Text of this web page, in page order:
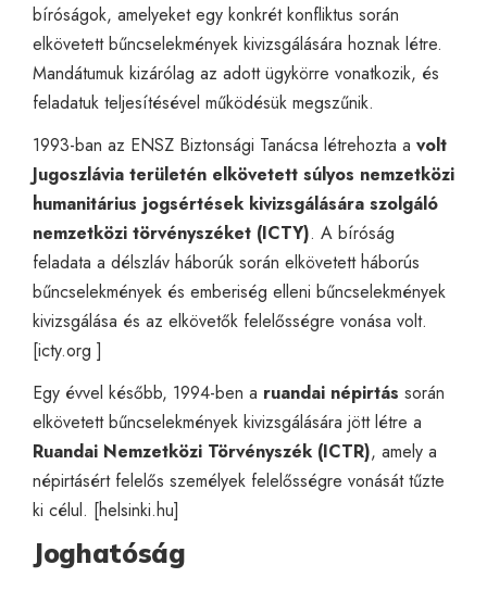
bíróságok, amelyeket egy konkrét konfliktus során
elkövetett bűncselekmények kivizsgálására hoznak létre.
Mandátumuk kizárólag az adott ügykörre vonatkozik, és
feladatuk teljesítésével működésük megszűnik.
1993-ban az ENSZ Biztonsági Tanácsa létrehozta a volt
Jugoszlávia területén elkövetett súlyos nemzetközi
humanitárius jogsértések kivizsgálására szolgáló
nemzetközi törvényszéket (ICTY). A bíróság
feladata a délszláv háborúk során elkövetett háborús
bűncselekmények és emberiség elleni bűncselekmények
kivizsgálása és az elkövetők felelősségre vonása volt.
[icty.org ]
Egy évvel később, 1994-ben a ruandai népirtás során
elkövetett bűncselekmények kivizsgálására jött létre a
Ruandai Nemzetközi Törvényszék (ICTR), amely a
népirtásért felelős személyek felelősségre vonását tűzte
ki célul. [helsinki.hu]
Joghatóság